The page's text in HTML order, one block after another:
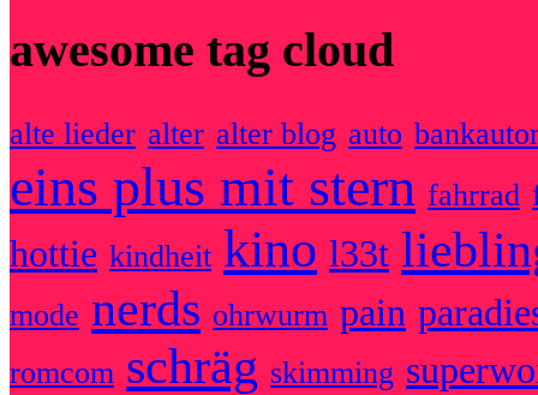
awesome tag cloud
alte lieder alter alter blog auto
eins plus mit stern fahrrad
hottie kindheit kino l33t
mode nerds ohrwurm pain
romcom schräg skimming